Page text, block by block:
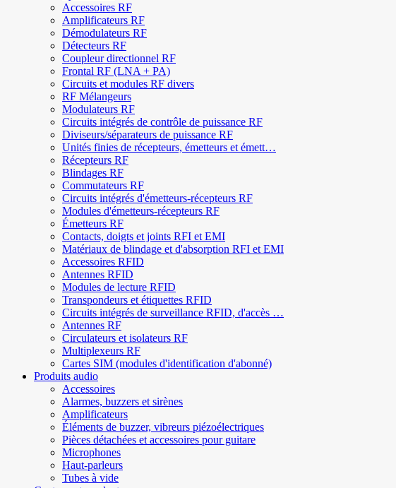
Accessoires RF
Amplificateurs RF
Démodulateurs RF
Détecteurs RF
Coupleur directionnel RF
Frontal RF (LNA + PA)
Circuits et modules RF divers
RF Mélangeurs
Modulateurs RF
Circuits intégrés de contrôle de puissance RF
Diviseurs/séparateurs de puissance RF
Unités finies de récepteurs, émetteurs et émett…
Récepteurs RF
Blindages RF
Commutateurs RF
Circuits intégrés d'émetteurs-récepteurs RF
Modules d'émetteurs-récepteurs RF
Émetteurs RF
Contacts, doigts et joints RFI et EMI
Matériaux de blindage et d'absorption RFI et EMI
Accessoires RFID
Antennes RFID
Modules de lecture RFID
Transpondeurs et étiquettes RFID
Circuits intégrés de surveillance RFID, d'accès …
Antennes RF
Circulateurs et isolateurs RF
Multiplexeurs RF
Cartes SIM (modules d'identification d'abonné)
Produits audio
Accessoires
Alarmes, buzzers et sirènes
Amplificateurs
Éléments de buzzer, vibreurs piézoélectriques
Pièces détachées et accessoires pour guitare
Microphones
Haut-parleurs
Tubes à vide